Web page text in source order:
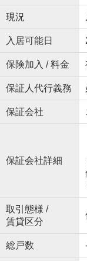
現況
入居可能日
保険加入 / 料金
保証人代行義務
保証会社
保証会社詳細
取引態様 /
賃貸区分
総戸数